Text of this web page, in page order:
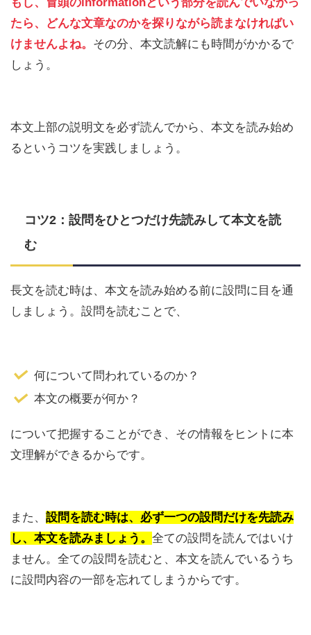
もし、冒頭のinformationという部分を読んでいなかっ
たら、どんな文章なのかを探りながら読まなければい
けませんよね。 その分、本文読解にも時間がかかるで
しょう。
本文上部の説明文を必ず読んでから、本文を読み始め
るというコツを実践しましょう。
コツ2：設問をひとつだけ先読みして本文を読
む
長文を読む時は、本文を読み始める前に設問に目を通
しましょう。設問を読むことで、
何について問われているのか？
本文の概要が何か？
について把握することができ、その情報をヒントに本
文理解ができるからです。
また、 設問を読む時は、必ず一つの設問だけを先読み
し、本文を読みましょう。 全ての設問を読んではいけ
ません。全ての設問を読むと、本文を読んでいるうち
に設問内容の一部を忘れてしまうからです。